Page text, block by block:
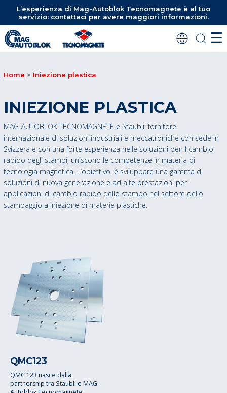
L’esperienza di Mag-Autoblok Tecnomagnete è al tuo
servizio: contattaci per avere maggiori informazioni.
Home Iniezione plastica
INIEZIONE PLASTICA
MAG-AUTOBLOK TECNOMAGNETE e Stäubli, fornitore
internazionale di soluzioni industriali e meccatroniche con sede in
Svizzera e con una forte esperienza nelle soluzioni per il cambio
rapido degli stampi, uniscono le competenze in materia di
tecnologia magnetica. L’obiettivo, è sviluppare una gamma di
soluzioni di nuova generazione e ad alte prestazioni per
applicazioni di cambio rapido dello stampo nel settore dello
stampaggio a iniezione di materie plastiche.
QMC123
QMC 123 nasce dalla
partnership tra Stäubli e MAG-